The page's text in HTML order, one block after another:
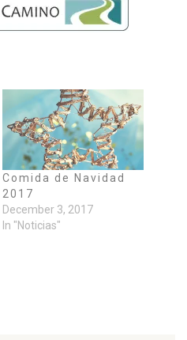
Comida de Navidad
2017
December 3, 2017
In "Noticias"